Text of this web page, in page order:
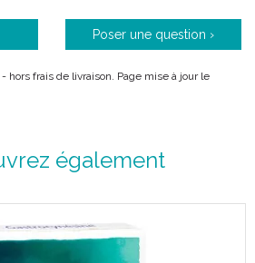
Poser une question ›
hors frais de livraison. Page mise à jour le
également